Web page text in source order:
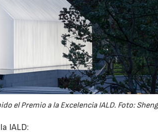
el Premio a la Excelencia IALD. Foto:
IALD: